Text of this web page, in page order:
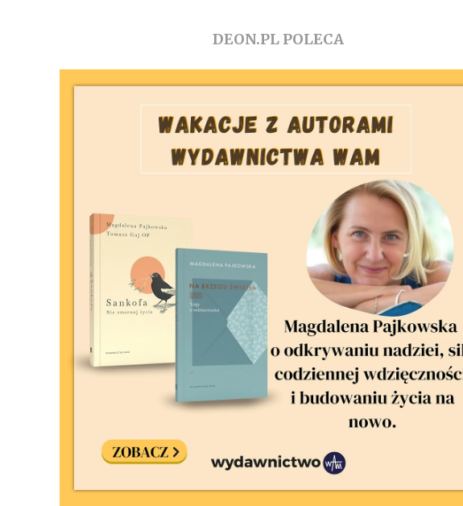
DEON.PL POLECA